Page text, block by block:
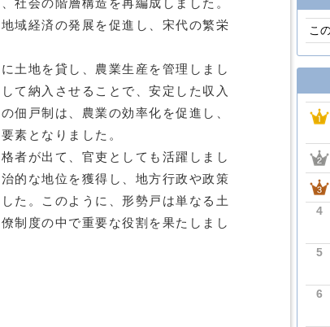
社会の階層構造を再編成しました。
域経済の発展を促進し、宋代の繁栄
土地を貸し、農業生産を管理しまし
て納入させることで、安定した収入
佃戸制は、農業の効率化を促進し、
素となりました。
者が出て、官吏としても活躍しまし
的な地位を獲得し、地方行政や政策
た。このように、形勢戸は単なる土
制度の中で重要な役割を果たしまし
こ
4
5
6